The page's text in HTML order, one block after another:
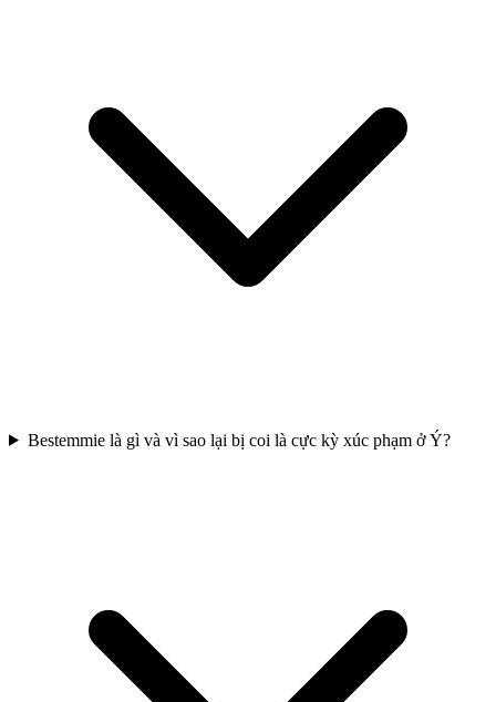
Bestemmie là gì và vì sao lại bị coi là cực kỳ xúc phạm ở Ý?